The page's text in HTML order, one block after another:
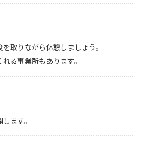
取りながら休憩しましょう。
る事業所もあります。
ます。